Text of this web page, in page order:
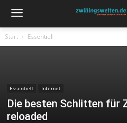
Start Essentiell
Essentiell Internet
Die besten Schlitten für
reloaded